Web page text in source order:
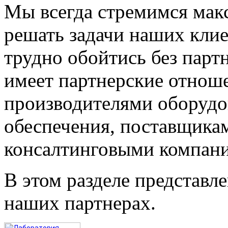
Мы всегда стремимся
решать задачи наших
трудно обойтись без
имеет партнерские
производителями
обеспечения,
консалтинговыми
В этом разделе
наших партнерах.